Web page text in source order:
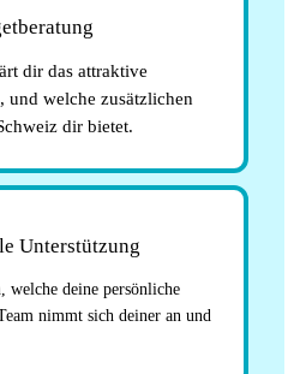
dir das attraktive
und welche zusätzlichen
dir bietet.
Unterstützung
welche deine persönliche
nimmt sich deiner an und